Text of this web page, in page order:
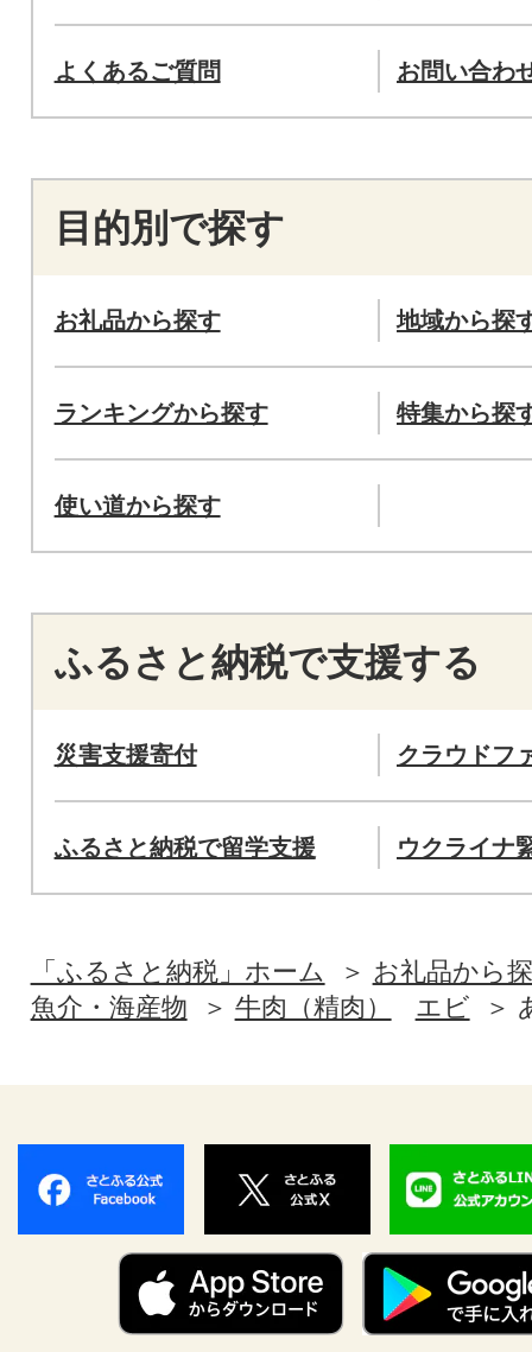
よくあるご質問 お問い合わ
目的別で探す
お礼品から探す 地域から探
ランキングから探す 特集から探
使い道から探す
ふるさと納税で支援する
災害支援寄付 クラウドフ
ふるさと納税で留学支援 ウクライナ
「ふるさと納税」ホーム
お礼品から
魚介・海産物
牛肉（精肉） エビ